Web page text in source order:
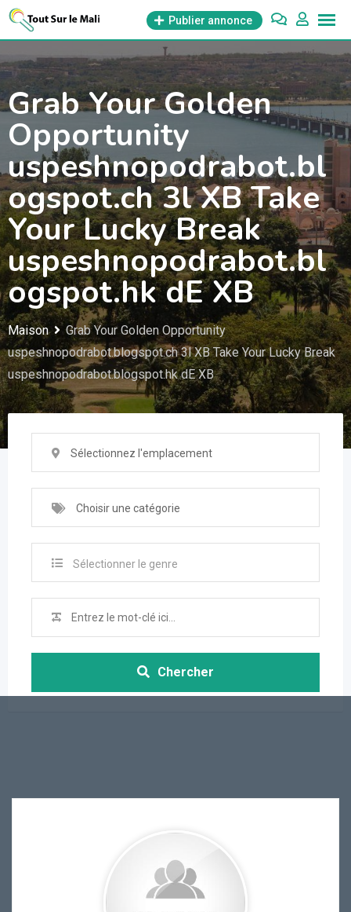
Aller
contenu
Publier annonce
Grab Your Golden
Opportunity
uspeshnopodrabot.bl
ogspot.ch 3l XB Take
Your Lucky Break
uspeshnopodrabot.bl
ogspot.hk dE XB
Maison
Grab Your Golden Opportunity
uspeshnopodrabot.blogspot.ch 3l XB Take Your Lucky Break
uspeshnopodrabot.blogspot.hk dE XB
Sélectionnez l'emplacement
Choisir une catégorie
Sélectionner le genre
Chercher